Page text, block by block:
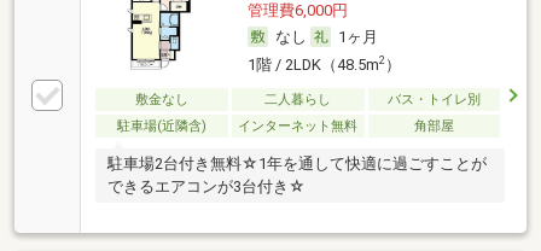
管理費6,000円
なし
1ヶ月
1階 / 2LDK（48.5m2）
敷金なし 二人暮らし
バス・トイレ別
駐車場(近隣含)
インターネット無料 角部屋
駐車場2台付き無料☆1年を通して快適に過ごすことが
できるエアコンが3台付き☆